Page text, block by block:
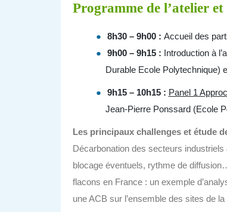
Programme de l’atelier
8h30 – 9h00 : Accueil des
9h00 – 9h15 : Introduction à
Durable Ecole Polytechnique)
9h15 – 10h15 : Panel 1
Jean-Pierre Ponssard (Ecole
Les principaux challenges et étude
Décarbonation des secteurs
blocage éventuels, rythme de
flacons en France : un exemple
une ACB sur l’ensemble des sites de la